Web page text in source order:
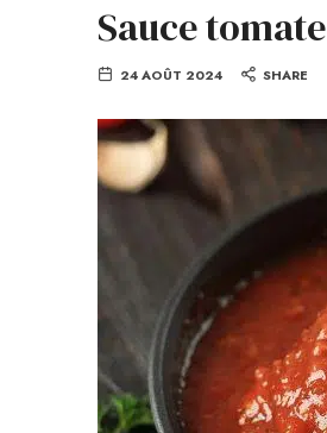
Sauce tomate
24 AOÛT 2024 SHARE